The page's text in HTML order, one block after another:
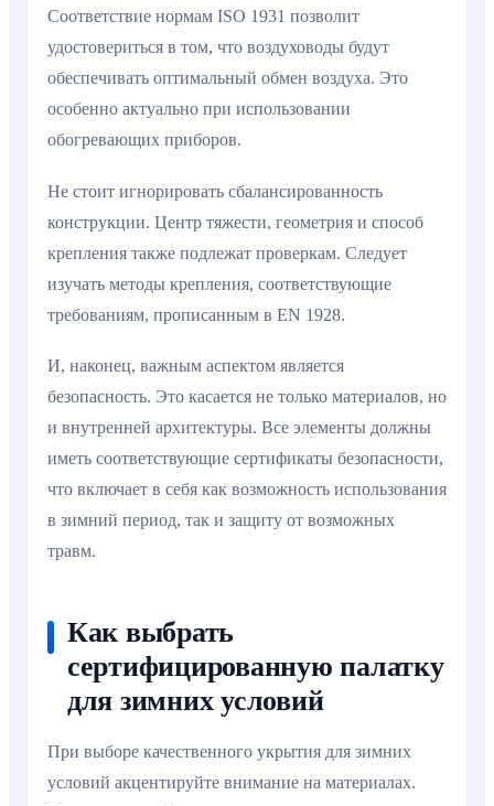
Соответствие нормам ISO 1931 позволит
удостовериться в том, что воздуховоды будут
обеспечивать оптимальный обмен воздуха. Это
особенно актуально при использовании
обогревающих приборов.
Не стоит игнорировать сбалансированность
конструкции. Центр тяжести, геометрия и способ
крепления также подлежат проверкам. Следует
изучать методы крепления, соответствующие
требованиям, прописанным в EN 1928.
И, наконец, важным аспектом является
безопасность. Это касается не только материалов, но
и внутренней архитектуры. Все элементы должны
иметь соответствующие сертификаты безопасности,
что включает в себя как возможность использования
в зимний период, так и защиту от возможных
травм.
Как выбрать
сертифицированную палатку
для зимних условий
При выборе качественного укрытия для зимних
условий акцентируйте внимание на материалах.